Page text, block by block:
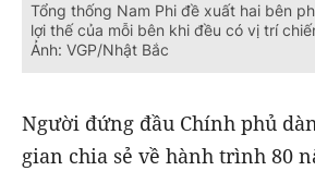
Tổng thống Nam Phi đề xuất hai bên
lợi thế của mỗi bên khi đều có vị trí
Ảnh: VGP/Nhật Bắc
Người đứng đầu Chính phủ
gian chia sẻ về hành trình 80